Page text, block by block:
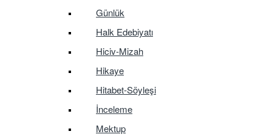
Günlük
Halk Edebiyatı
Hiciv-Mizah
Hikaye
Hitabet-Söyleşi
İnceleme
Mektup